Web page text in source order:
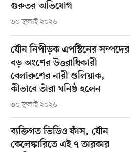
গুরুতর অভিযোগ
৩০ জুলাই ২০২৬
যৌন নিপীড়ক এপস্টিনের সম্পদের
বড় অংশের উত্তরাধিকারী
বেলারুশের নারী শুলিয়াক,
কীভাবে তাঁরা ঘনিষ্ঠ হলেন
৩০ জুলাই ২০২৬
ব্যক্তিগত ভিডিও ফাঁস, যৌন
কেলেঙ্কারিতে এই ৭ তারকার